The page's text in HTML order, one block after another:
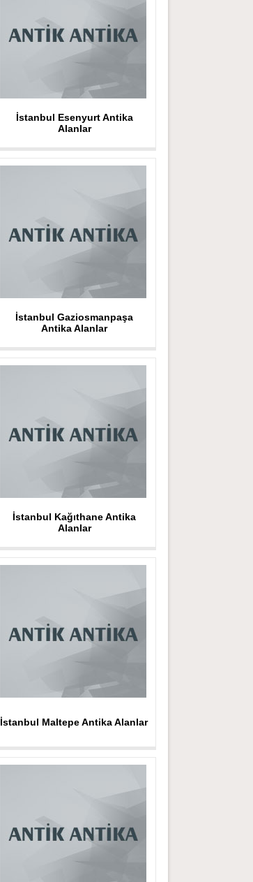
İstanbul Esenyurt Antika
Alanlar
İstanbul Gaziosmanpaşa
Antika Alanlar
İstanbul Kağıthane Antika
Alanlar
İstanbul Maltepe Antika Alanlar